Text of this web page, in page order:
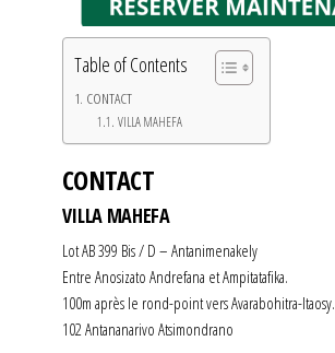
Table of Contents
CONTACT
VILLA MAHEFA
CONTACT
VILLA MAHEFA
Lot AB 399 Bis / D – Antanimenakely
Entre Anosizato Andrefana et Ampitatafika.
100m après le rond-point vers Avarabohitra-Itaosy.
102 Antananarivo Atsimondrano